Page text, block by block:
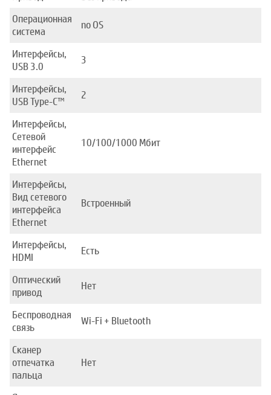
Операционная
система
no OS
Интерфейсы,
USB 3.0
3
Интерфейсы,
USB Type-C™
2
Интерфейсы,
Сетевой
интерфейс
Ethernet
10/100/1000 Mбит
Интерфейсы,
Вид сетевого
интерфейса
Ethernet
Встроенный
Интерфейсы,
HDMI
Есть
Оптический
привод
Нет
Беспроводная
связь
Wi-Fi + Bluetooth
Сканер
отпечатка
пальца
Нет